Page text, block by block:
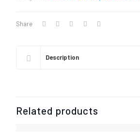
Share
Description
Related products